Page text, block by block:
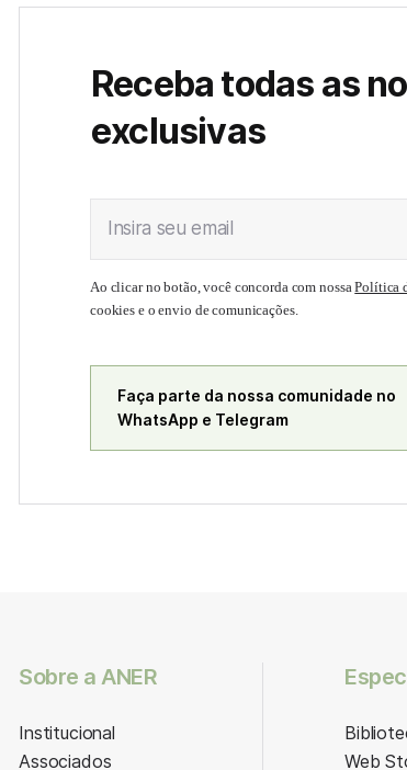
Receba todas as
exclusivas
Insira seu email
Ao clicar no botão, você concorda com nossaPolítica
cookies e o envio de comunicações.
Faça parte da nossa comunidade no
WhatsApp e Telegram
Sobre a ANER
Institucional
Associados
Web